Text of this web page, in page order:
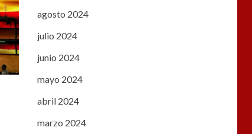
agosto 2024
julio 2024
junio 2024
mayo 2024
abril 2024
marzo 2024